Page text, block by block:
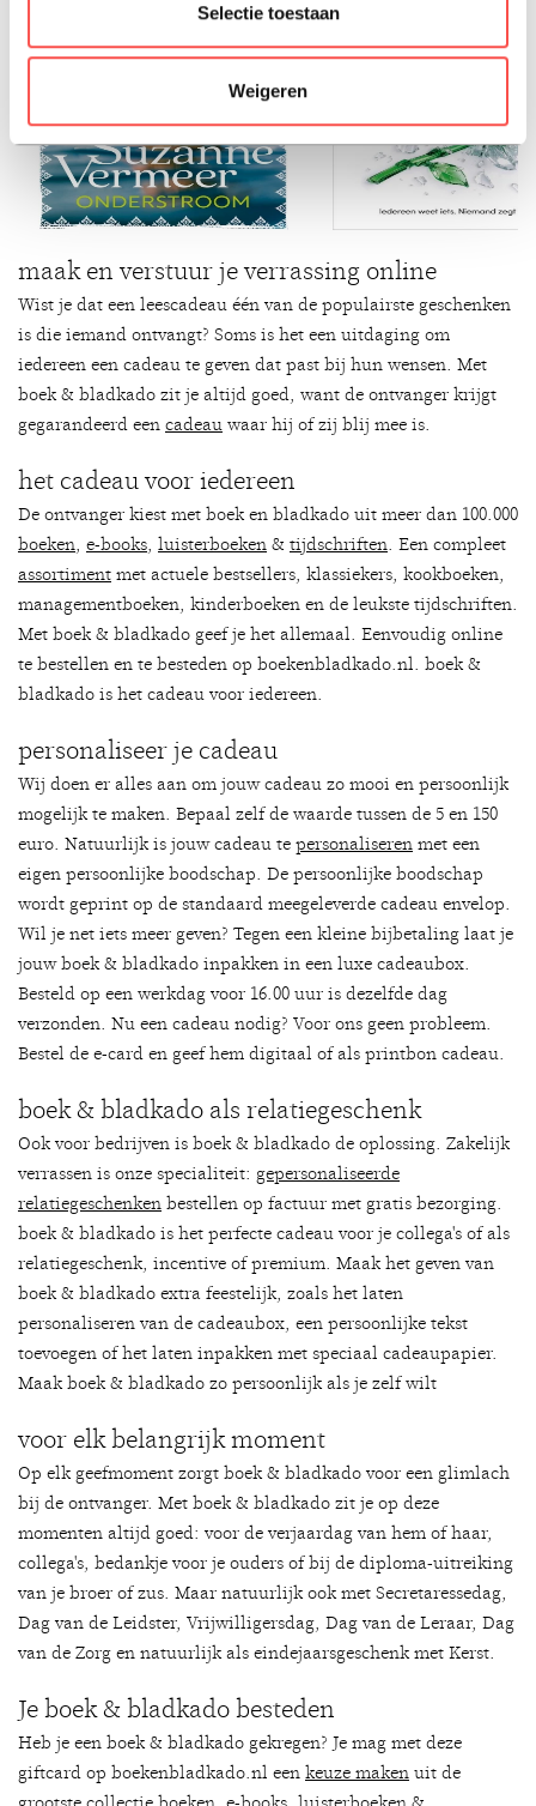
Selectie toestaan
Weigeren
maak en verstuur je verrassing online
Wist je dat een leescadeau één van de populairste geschenken
is die iemand ontvangt? Soms is het een uitdaging om
iedereen een cadeau te geven dat past bij hun wensen. Met
boek & bladkado zit je altijd goed, want de ontvanger krijgt
gegarandeerd een cadeau waar hij of zij blij mee is.
het cadeau voor iedereen
De ontvanger kiest met boek en bladkado uit meer dan 100.000
boeken, e-books, luisterboeken & tijdschriften. Een compleet
assortiment met actuele bestsellers, klassiekers, kookboeken,
managementboeken, kinderboeken en de leukste tijdschriften.
Met boek & bladkado geef je het allemaal. Eenvoudig online
te bestellen en te besteden op boekenbladkado.nl. boek &
bladkado is het cadeau voor iedereen.
personaliseer je cadeau
Wij doen er alles aan om jouw cadeau zo mooi en persoonlijk
mogelijk te maken. Bepaal zelf de waarde tussen de 5 en 150
euro. Natuurlijk is jouw cadeau te personaliseren met een
eigen persoonlijke boodschap. De persoonlijke boodschap
wordt geprint op de standaard meegeleverde cadeau envelop.
Wil je net iets meer geven? Tegen een kleine bijbetaling laat je
jouw boek & bladkado inpakken in een luxe cadeaubox.
Besteld op een werkdag voor 16.00 uur is dezelfde dag
verzonden. Nu een cadeau nodig? Voor ons geen probleem.
Bestel de e-card en geef hem digitaal of als printbon cadeau.
boek & bladkado als relatiegeschenk
Ook voor bedrijven is boek & bladkado de oplossing. Zakelijk
verrassen is onze specialiteit: gepersonaliseerde
relatiegeschenken bestellen op factuur met gratis bezorging.
boek & bladkado is het perfecte cadeau voor je collega's of als
relatiegeschenk, incentive of premium. Maak het geven van
boek & bladkado extra feestelijk, zoals het laten
personaliseren van de cadeaubox, een persoonlijke tekst
toevoegen of het laten inpakken met speciaal cadeaupapier.
Maak boek & bladkado zo persoonlijk als je zelf wilt
voor elk belangrijk moment
Op elk geefmoment zorgt boek & bladkado voor een glimlach
bij de ontvanger. Met boek & bladkado zit je op deze
momenten altijd goed: voor de verjaardag van hem of haar,
collega's, bedankje voor je ouders of bij de diploma-uitreiking
van je broer of zus. Maar natuurlijk ook met Secretaressedag,
Dag van de Leidster, Vrijwilligersdag, Dag van de Leraar, Dag
van de Zorg en natuurlijk als eindejaarsgeschenk met Kerst.
Je boek & bladkado besteden
Heb je een boek & bladkado gekregen? Je mag met deze
giftcard op boekenbladkado.nl een keuze maken uit de